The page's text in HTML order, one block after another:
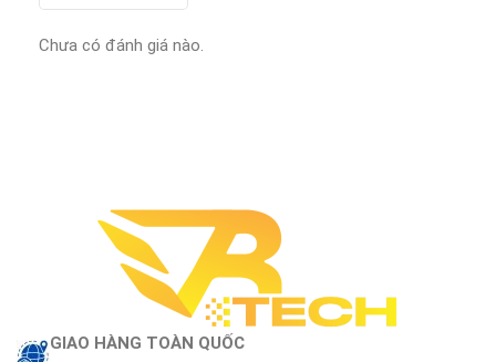
Chưa có đánh giá nào.
GIAO HÀNG TOÀN QUỐC